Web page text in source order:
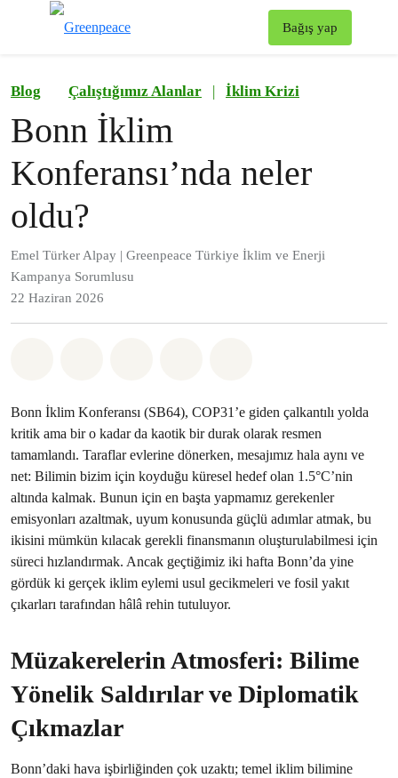
Bağış yap
Blog Çalıştığımız Alanlar | İklim Krizi
Bonn İklim
Konferansı’nda neler
oldu?
Emel Türker Alpay | Greenpeace Türkiye İklim ve Enerji
Kampanya Sorumlusu
22 Haziran 2026
Bonn İklim Konferansı (SB64), COP31’e giden çalkantılı yolda
kritik ama bir o kadar da kaotik bir durak olarak resmen
tamamlandı. Taraflar evlerine dönerken, mesajımız hala aynı ve
net: Bilimin bizim için koyduğu küresel hedef olan 1.5°C’nin
altında kalmak. Bunun için en başta yapmamız gerekenler
emisyonları azaltmak, uyum konusunda güçlü adımlar atmak, bu
ikisini mümkün kılacak gerekli finansmanın oluşturulabilmesi için
süreci hızlandırmak. Ancak geçtiğimiz iki hafta Bonn’da yine
gördük ki gerçek iklim eylemi usul gecikmeleri ve fosil yakıt
çıkarları tarafından hâlâ rehin tutuluyor.
Müzakerelerin Atmosferi: Bilime
Yönelik Saldırılar ve Diplomatik
Çıkmazlar
Bonn’daki hava işbirliğinden çok uzaktı; temel iklim bilimine